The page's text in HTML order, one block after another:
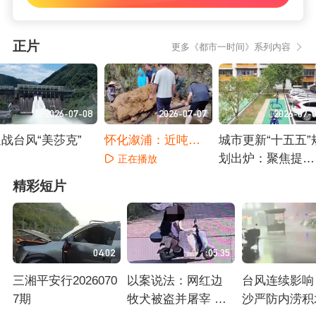
正片 更多《都市一时间》系列内容
2026-07-08
台风“美莎克”
正在播放
2026-07-07
怀化溆浦：近吨巨
石压断唯一通道 干
正在播放
2026-07-
城市更新“十五五”
划出炉：聚焦提升
精彩短片
04:02
三湘平安行2026070
7期
05:35
以案说法：网红边
牧犬被盗并屠宰 涉
台风连续影
沙严防内涝